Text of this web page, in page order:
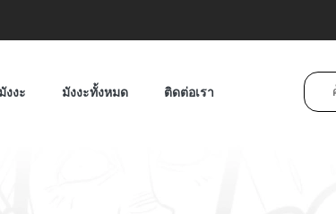
งงะ มังงะทั้งหมด ติดต่อเรา